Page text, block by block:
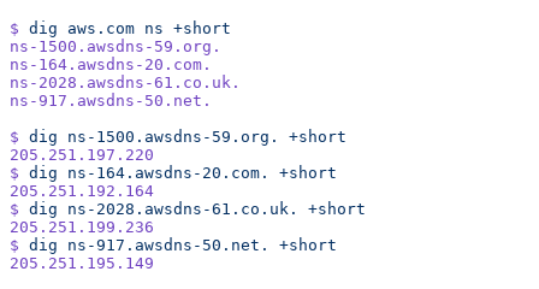
$ dig aws.com ns +short
ns-1500.awsdns-59.org.
ns-164.awsdns-20.com.
ns-2028.awsdns-61.co.uk.
ns-917.awsdns-50.net.
$ dig ns-1500.awsdns-59.org.
+short
205.251.197.220
$ dig ns-164.awsdns-20.com.
+short
205.251.192.164
$ dig ns-2028.awsdns-61.co.uk.
+short
205.251.199.236
$ dig ns-917.awsdns-50.net.
+short
205.251.195.149